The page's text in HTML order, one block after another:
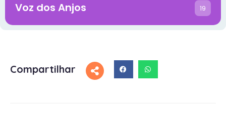
Voz dos Anjos 19
Compartilhar